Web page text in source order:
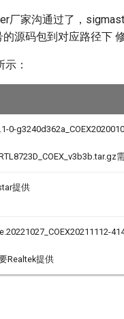
厂家沟通过了，
源码包到对应路径下
：
0-
提供
Realtek提供